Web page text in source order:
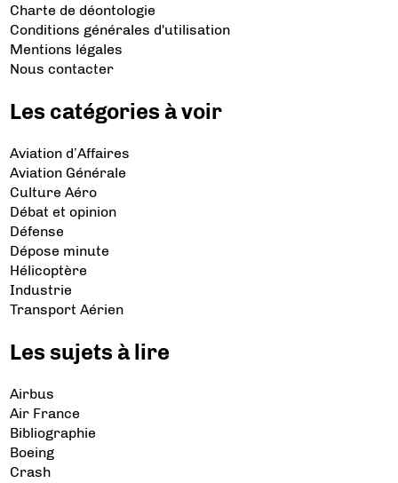
Charte de déontologie
Conditions générales d'utilisation
Mentions légales
Nous contacter
Les catégories à voir
Aviation d’Affaires
Aviation Générale
Culture Aéro
Débat et opinion
Défense
Dépose minute
Hélicoptère
Industrie
Transport Aérien
Les sujets à lire
Airbus
Air France
Bibliographie
Boeing
Crash